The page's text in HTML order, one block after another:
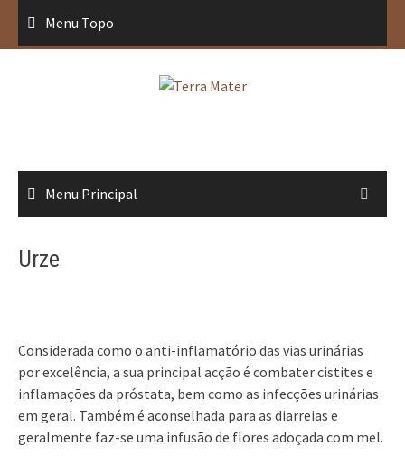
conteúdo
Menu Topo
Menu Principal
Urze
Considerada como o anti-inflamatório das vias urinárias
por excelência, a sua principal acção é combater cistites e
inflamações da próstata, bem como as infecções urinárias
em geral. Também é aconselhada para as diarreias e
geralmente faz-se uma infusão de flores adoçada com mel.